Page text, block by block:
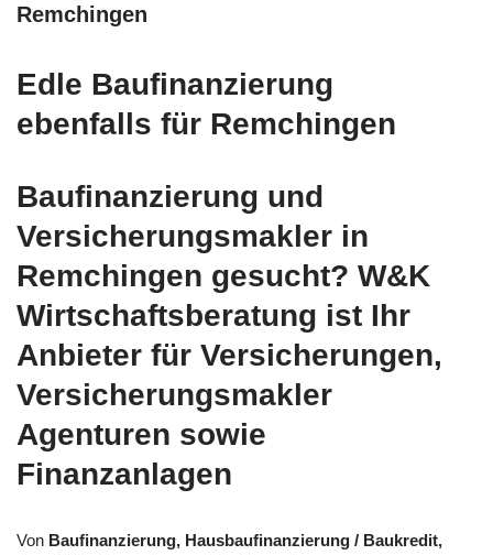
Remchingen
Edle Baufinanzierung
ebenfalls für Remchingen
Baufinanzierung und
Versicherungsmakler in
Remchingen gesucht? W&K
Wirtschaftsberatung ist Ihr
Anbieter für Versicherungen,
Versicherungsmakler
Agenturen sowie
Finanzanlagen
Von Baufinanzierung, Hausbaufinanzierung / Baukredit,